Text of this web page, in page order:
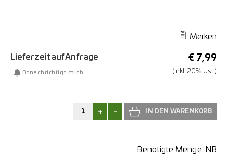
Merken
€ 7,99
(inkl. 20% Ust.)
Lieferzeit auf Anfrage
Benachrichtige mich
+ -
Benötigte Menge: NB